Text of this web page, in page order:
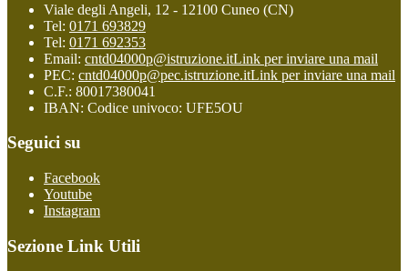
Viale degli Angeli, 12 - 12100 Cuneo (CN)
Tel: 0171 693829
Tel: 0171 692353
Email: cntd04000p@istruzione.itLink per inviare una mail
PEC: cntd04000p@pec.istruzione.itLink per inviare una mail
C.F.: 80017380041
IBAN: Codice univoco: UFE5OU
Seguici su
Facebook
Youtube
Instagram
Sezione Link Utili